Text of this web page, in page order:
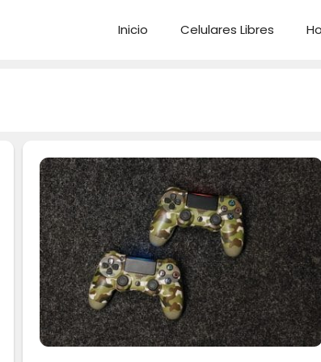
Inicio Celulares Libres